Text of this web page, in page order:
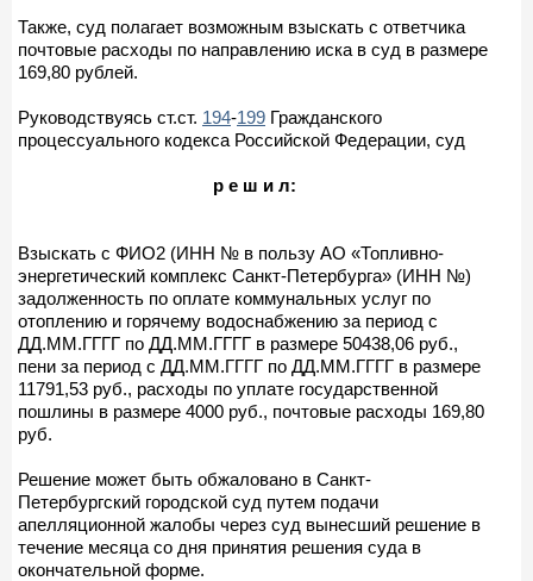
Также, суд полагает возможным взыскать с ответчика
почтовые расходы по направлению иска в суд в размере
169,80 рублей.
Руководствуясь ст.ст. 194-199 Гражданского
процессуального кодекса Российской Федерации, суд
р е ш и л:
Взыскать с ФИО2 (ИНН № в пользу АО «Топливно-
энергетический комплекс Санкт-Петербурга» (ИНН №)
задолженность по оплате коммунальных услуг по
отоплению и горячему водоснабжению за период с
ДД.ММ.ГГГГ по ДД.ММ.ГГГГ в размере 50438,06 руб.,
пени за период с ДД.ММ.ГГГГ по ДД.ММ.ГГГГ в размере
11791,53 руб., расходы по уплате государственной
пошлины в размере 4000 руб., почтовые расходы 169,80
руб.
Решение может быть обжаловано в Санкт-
Петербургский городской суд путем подачи
апелляционной жалобы через суд вынесший решение в
течение месяца со дня принятия решения суда в
окончательной форме.